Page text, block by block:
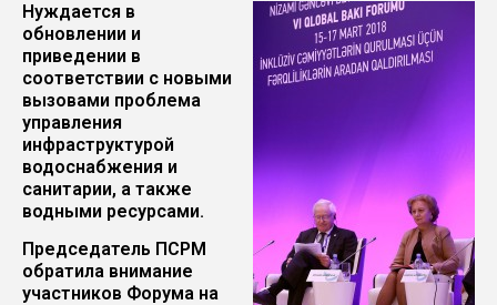
Нуждается в
обновлении и
приведении в
соответствии с новыми
вызовами проблема
управления
инфраструктурой
водоснабжения и
санитарии, а также
водными ресурсами.
Председатель ПСРМ
обратила внимание
участников Форума на